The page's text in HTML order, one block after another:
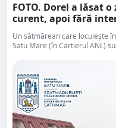
FOTO. Dorel a lăsat
curent, apoi fără
Un sătmărean care locuiește
Satu Mare (în Cartierul ANL)